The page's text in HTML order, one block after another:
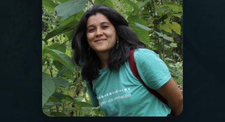
PROGRAMAS
PODCASTS
VIDEOCASTS
ÚLTIMAS